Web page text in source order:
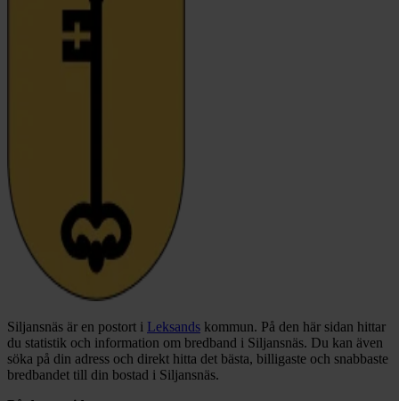
Siljansnäs är en postort i Leksands kommun. På den här sidan hittar
du statistik och information om bredband i Siljansnäs. Du kan även
söka på din adress och direkt hitta det bästa, billigaste och snabbaste
bredbandet till din bostad i Siljansnäs.